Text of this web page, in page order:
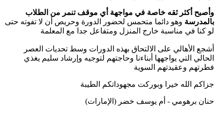
وأصبح أكثر ثقه خاصة في مواجهة أي موقف تنمر من الطلاب
بالمدرسة وهو دائما متحمس لحضور الدورة وحريص أن لا تفوته حتى
لو كنا في مناسبة خارج المنزل ومتفاعل جدا مع المعلمة
أشجع الأهالي على الالتحاق بهذه الدورات وسط تحديات العصر
الحالي التي يواجهها أبناءنا وحاجتهم لتوجيه وإرشاد سليم يغذي
فطرتهم وعقيدتهم السوية
جزاكم الله خيرا وبوركت مجهوداتكم الطيبة
حنان برهومي - أم يوسف خضر (الإمارات)